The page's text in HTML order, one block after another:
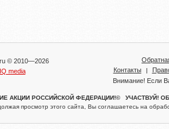
© 2010—2026
media
Контакты
Внимание! Если
АКЦИИ РОССИЙСКОЙ ФЕДЕРАЦИИ!© УЧАСТВУЙ!
просмотр этого сайта, Вы соглашаетесь на